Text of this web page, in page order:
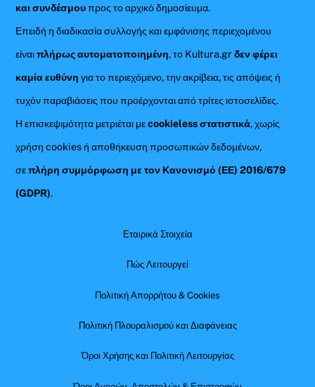
και συνδέσμουπρος το αρχικό δημοσίευμα.
Επειδή η διαδικασία συλλογής και εμφάνισης περιεχομένου
είναιπλήρως αυτοματοποιημένη, το Kultura.grδεν φέρει
καμία ευθύνη για το περιεχόμενο, την ακρίβεια, τις απόψεις ή
τυχόν παραβιάσεις που προέρχονται από τρίτες ιστοσελίδες.
Η επισκεψιμότητα μετριέται μεcookieless στατιστικά, χωρίς
χρήση cookies ή αποθήκευση προσωπικών δεδομένων,
σεπλήρη συμμόρφωση με τον Κανονισμό (ΕΕ) 2016/679
(GDPR).
Εταιρικά Στοιχεία
Πώς Λειτουργεί
Πολιτική Απορρήτου & Cookies
Πολιτική Πλουραλισμού και Διαφάνειας
Όροι Χρήσης και Πολιτική Λειτουργίας